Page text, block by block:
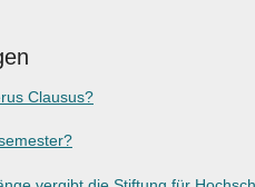
Clausus?